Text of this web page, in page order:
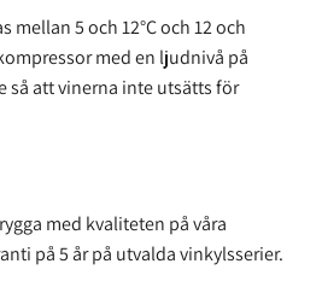
5 och 12°C och 12 och
med en ljudnivå på
så att vinerna inte utsätts för
med kvaliteten på våra
på 5 år på utvalda vinkylsserier.